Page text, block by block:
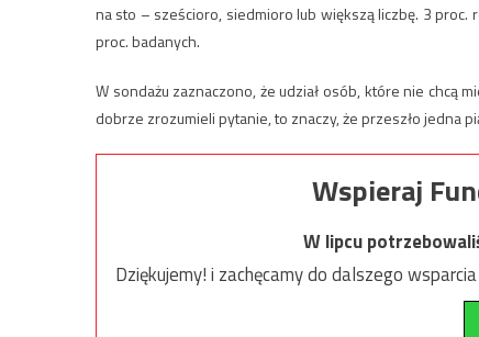
na sto – sześcioro, siedmioro lub większą liczbę. 3 proc.
proc. badanych.
W sondażu zaznaczono, że udział osób, które nie chcą
dobrze zrozumieli pytanie, to znaczy, że przeszło jedna
Wspieraj
W lipcu
Dziękujemy! i zachęcamy do dalszego